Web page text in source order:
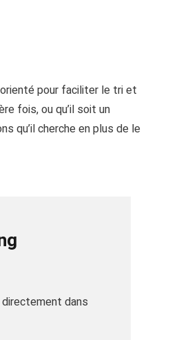
pour faciliter le tri et
fois, ou qu’il soit un
qu’il cherche en plus de le
dans